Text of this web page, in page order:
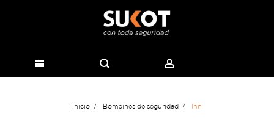
Inicio Bombines de seguridad Inn